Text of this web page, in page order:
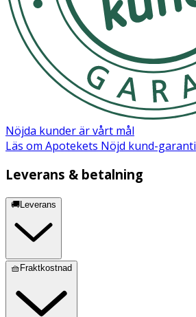
Nöjda kunder är vårt mål
Läs om Apotekets Nöjd kund-garanti
Leverans & betalning
🚚Leverans
🧺Fraktkostnad